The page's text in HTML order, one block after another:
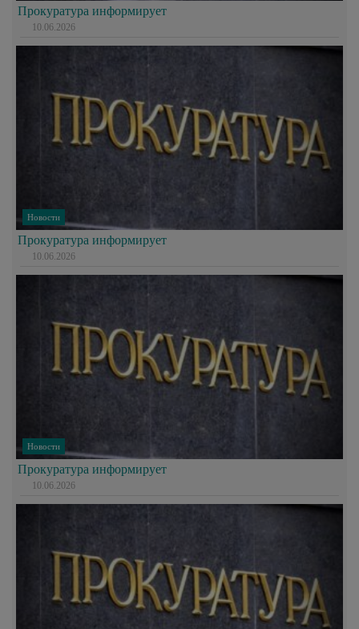
Прокуратура информирует
10.06.2026
Новости
Прокуратура информирует
10.06.2026
Новости
Прокуратура информирует
10.06.2026